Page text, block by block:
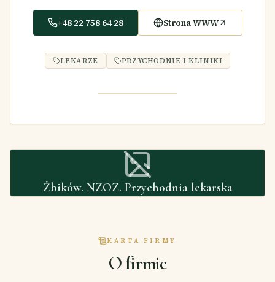
+48 22 758 64 28 Strona WWW
LEKARZE PRZYCHODNIE I KLINIKI
Żbików. NZOZ. Przychodnia lekarska
KARTA FIRMY
O firmie